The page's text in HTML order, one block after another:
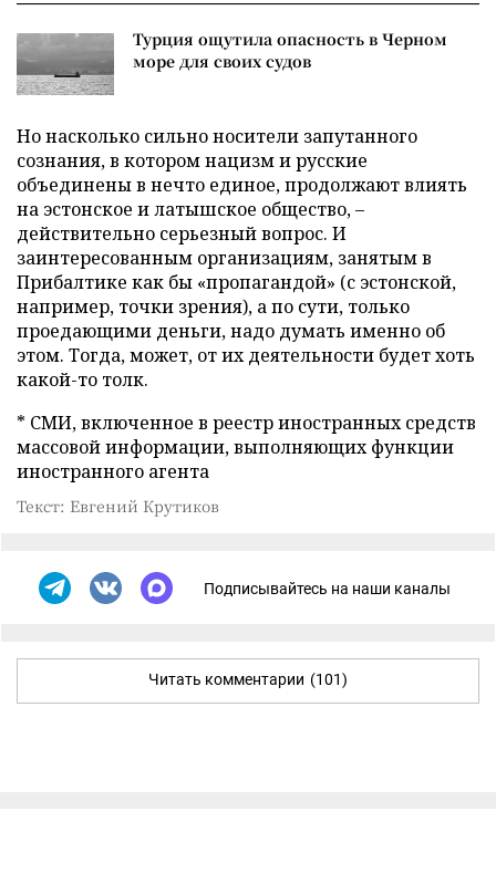
Турция ощутила опасность в Черном
море для своих судов
Но насколько сильно носители запутанного
сознания, в котором нацизм и русские
объединены в нечто единое, продолжают влиять
на эстонское и латышское общество, –
действительно серьезный вопрос. И
заинтересованным организациям, занятым в
Прибалтике как бы «пропагандой» (с эстонской,
например, точки зрения), а по сути, только
проедающими деньги, надо думать именно об
этом. Тогда, может, от их деятельности будет хоть
какой-то толк.
* СМИ, включенное в реестр иностранных средств
массовой информации, выполняющих функции
иностранного агента
Текст: Евгений Крутиков
Подписывайтесь на наши каналы
Читать комментарии (101)